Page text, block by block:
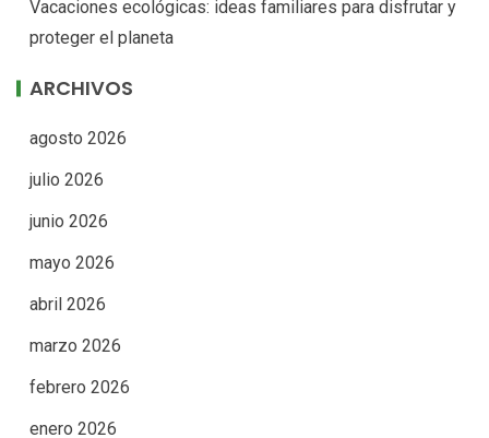
Vacaciones ecológicas: ideas familiares para disfrutar y
proteger el planeta
ARCHIVOS
agosto 2026
julio 2026
junio 2026
mayo 2026
abril 2026
marzo 2026
febrero 2026
enero 2026